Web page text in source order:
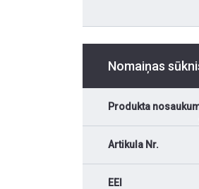
Nomaiņas
Produkta
Artikula Nr.
EEI